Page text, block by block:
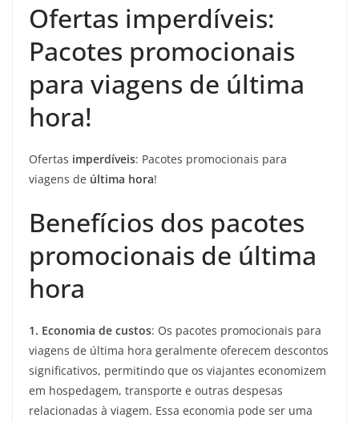
Ofertas imperdíveis:
Pacotes promocionais
para viagens de última
hora!
Ofertas imperdíveis: Pacotes promocionais para
viagens de última hora!
Benefícios dos pacotes
promocionais de última
hora
1. Economia de custos: Os pacotes promocionais para
viagens de última hora geralmente oferecem descontos
significativos, permitindo que os viajantes economizem
em hospedagem, transporte e outras despesas
relacionadas à viagem. Essa economia pode ser uma